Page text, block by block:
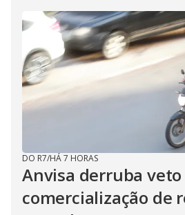
DO R7/HÁ 7 HORAS
Anvisa derruba veto
comercialização de